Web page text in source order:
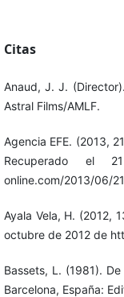
Citas
Anaud, J. J.
Astral Films/AMLF.
Agencia EFE. (2013,
Recuperado el
online.com/2013/06/
Ayala Vela, H. (2012,
octubre de 2012 de
Bassets, L. (1981).
Barcelona, España: